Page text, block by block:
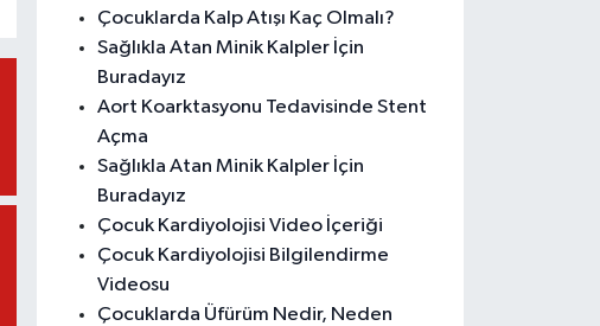
Çocuklarda Kalp Atışı Kaç Olmalı?
Sağlıkla Atan Minik Kalpler İçin
Buradayız
Aort Koarktasyonu Tedavisinde Stent
Açma
Sağlıkla Atan Minik Kalpler İçin
Buradayız
Çocuk Kardiyolojisi Video İçeriği
Çocuk Kardiyolojisi Bilgilendirme
Videosu
Çocuklarda Üfürüm Nedir, Neden